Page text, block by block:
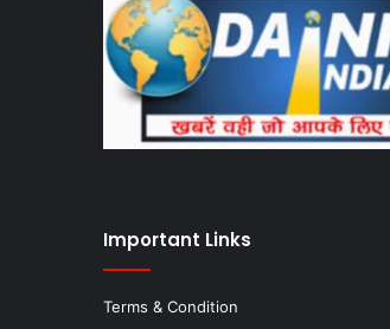
Important Links
Terms & Condition